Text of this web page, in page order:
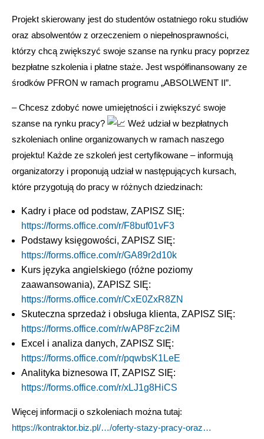
Projekt skierowany jest do studentów ostatniego roku studiów
oraz absolwentów z orzeczeniem o niepełnosprawności,
którzy chcą zwiększyć swoje szanse na rynku pracy poprzez
bezpłatne szkolenia i płatne staże. Jest współfinansowany ze
środków PFRON w ramach programu „ABSOLWENT II”.
– Chcesz zdobyć nowe umiejętności i zwiększyć swoje
szanse na rynku pracy?
Weź udział w bezpłatnych
szkoleniach online organizowanych w ramach naszego
projektu! Każde ze szkoleń jest certyfikowane – informują
organizatorzy i proponują udział w następujących kursach,
które przygotują do pracy w różnych dziedzinach:
Kadry i płace od podstaw, ZAPISZ SIĘ:
https://forms.office.com/r/F8buf01vF3
Podstawy księgowości, ZAPISZ SIĘ:
https://forms.office.com/r/GA89r2d10k
Kurs języka angielskiego (różne poziomy
zaawansowania), ZAPISZ SIĘ:
https://forms.office.com/r/CxE0ZxR8ZN
Skuteczna sprzedaż i obsługa klienta, ZAPISZ SIĘ:
https://forms.office.com/r/wAP8Fzc2iM
Excel i analiza danych, ZAPISZ SIĘ:
https://forms.office.com/r/pqwbsK1LeE
Analityka biznesowa IT, ZAPISZ SIĘ:
https://forms.office.com/r/xLJ1g8HiCS
Więcej informacji o szkoleniach można tutaj:
https://kontraktor.biz.pl/…/oferty-stazy-pracy-oraz…